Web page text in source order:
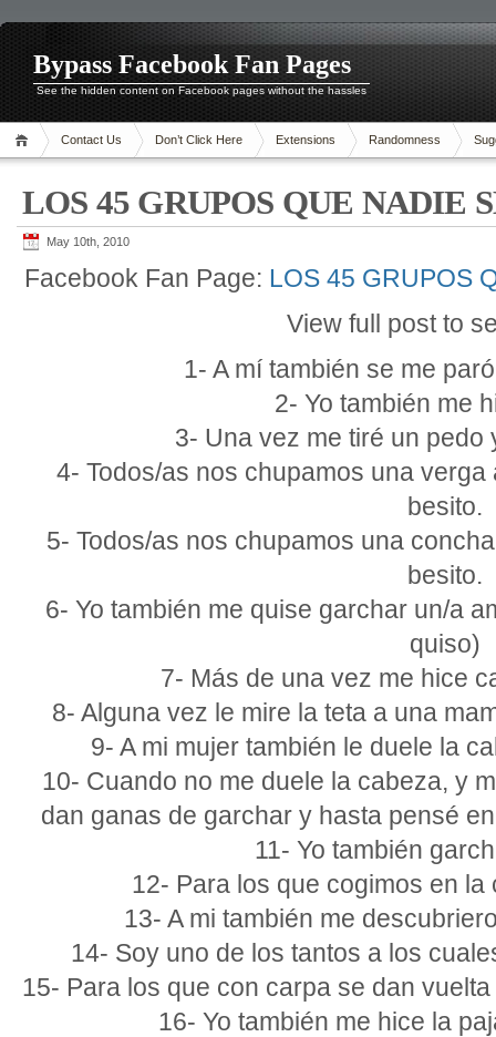
Bypass Facebook Fan Pages
See the hidden content on Facebook pages without the hassles
Contact Us Don’t Click Here Extensions Randomness
LOS 45 GRUPOS QUE NADIE
May 10th, 2010
Facebook Fan Page: LOS 45 GRUPOS
View full post to
1- A mí también se me
2- Yo también me
3- Una vez me tiré un pedo
4- Todos/as nos chupamos una
besito.
5- Todos/as nos chupamos una
besito.
6- Yo también me quise garchar un/a
quiso)
7- Más de una vez me hice
8- Alguna vez le mire la teta a una
9- A mi mujer también le duele la
10- Cuando no me duele la cabeza, y
dan ganas de garchar y hasta pensé
11- Yo también
12- Para los que cogimos en
13- A mi también me
14- Soy uno de los tantos a los
15- Para los que con carpa se dan
16- Yo también me hice la